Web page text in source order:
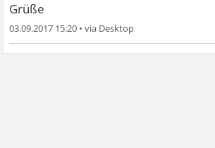
Grüße
03.09.2017 15:20 •